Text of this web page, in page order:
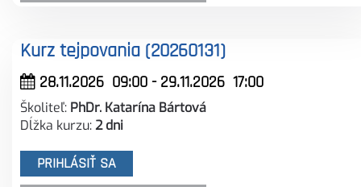
Kurz tejpovania (20260131)
28.11.2026 09:00- 29.11.2026 17:00
Školiteľ: PhDr. Katarína Bártová
Dĺžka kurzu:2 dni
PRIHLÁSIŤ SA